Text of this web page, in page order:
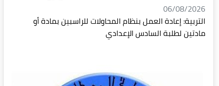
06/08/2026
التربية: إعادة العمل بنظام المحاولات للراسبين بمادة أو
مادتين لطلبة السادس الإعدادي